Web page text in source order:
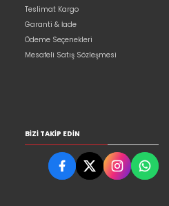
Teslimat Kargo
Garanti & İade
Ödeme Seçenekleri
Mesafeli Satış Sözleşmesi
BIZI TAKIP EDIN